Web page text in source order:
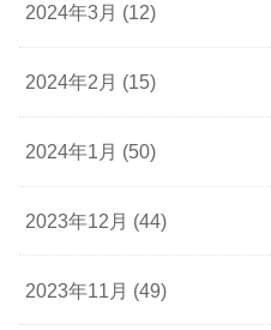
2024年3月 (12)
2024年2月 (15)
2024年1月 (50)
2023年12月 (44)
2023年11月 (49)